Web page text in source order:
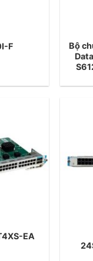
F
Bộ
EA